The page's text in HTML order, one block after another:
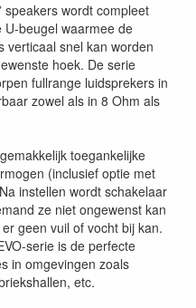
speakers wordt compleet
beugel waarmee de
verticaal snel kan worden
hoek. De serie
fullrange luidsprekers in
zowel als in 8 Ohm als
toegankelijke
(inclusief optie met
instellen wordt schakelaar
ze niet ongewenst kan
geen vuil of vocht bij kan.
serie is de perfecte
in omgevingen zoals
etc.